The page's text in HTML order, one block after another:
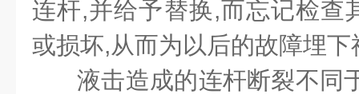
连杆,并给予替换,而忘记检查
或损坏,从而为以后的故障埋下
液击造成的连杆断裂不同